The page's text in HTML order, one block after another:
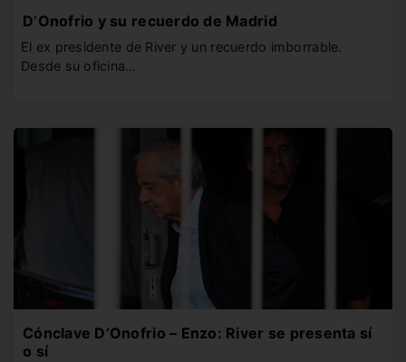
D’Onofrio y su recuerdo de Madrid
El ex presidente de River y un recuerdo imborrable.
Desde su oficina…
Cónclave D’Onofrio – Enzo: River se presenta sí
o sí